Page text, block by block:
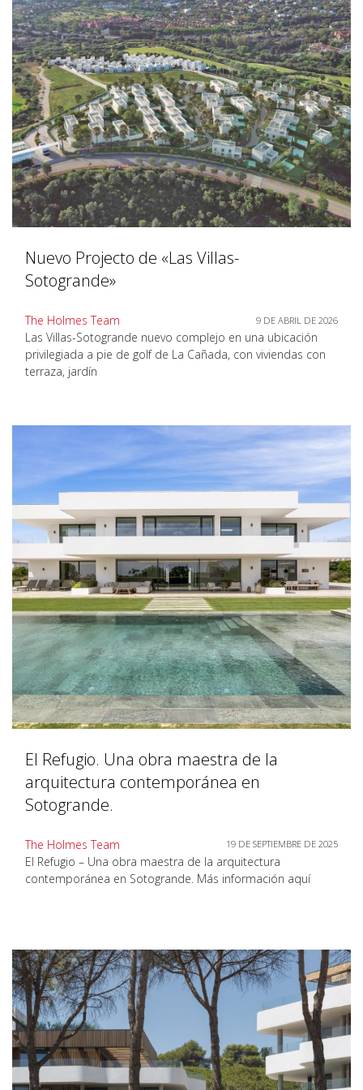
Nuevo Projecto de «Las Villas-
Sotogrande»
The Holmes Team 9 DE ABRIL DE 2026
Las Villas-Sotogrande nuevo complejo en una ubicación
privilegiada a pie de golf de La Cañada, con viviendas con
terraza, jardín
El Refugio. Una obra maestra de la
arquitectura contemporánea en
Sotogrande.
The Holmes Team 19 DE SEPTIEMBRE DE 2025
El Refugio – Una obra maestra de la arquitectura
contemporánea en Sotogrande. Más información aquí